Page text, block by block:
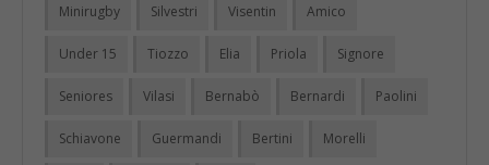
Minirugby Silvestri Visentin Amico
Under 15 Tiozzo Elia Priola Signore
Seniores Vilasi Bernabò Bernardi Paolini
Schiavone Guermandi Bertini Morelli